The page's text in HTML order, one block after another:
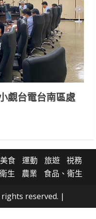
覷台電台南區處
美食 運動 旅遊
祱務
衛生 農業 食品、衛生
reserved. |